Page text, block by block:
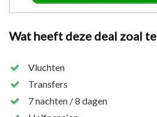
Wat heeft deze deal zoal
Vluchten
Transfers
7 nachten / 8 dagen